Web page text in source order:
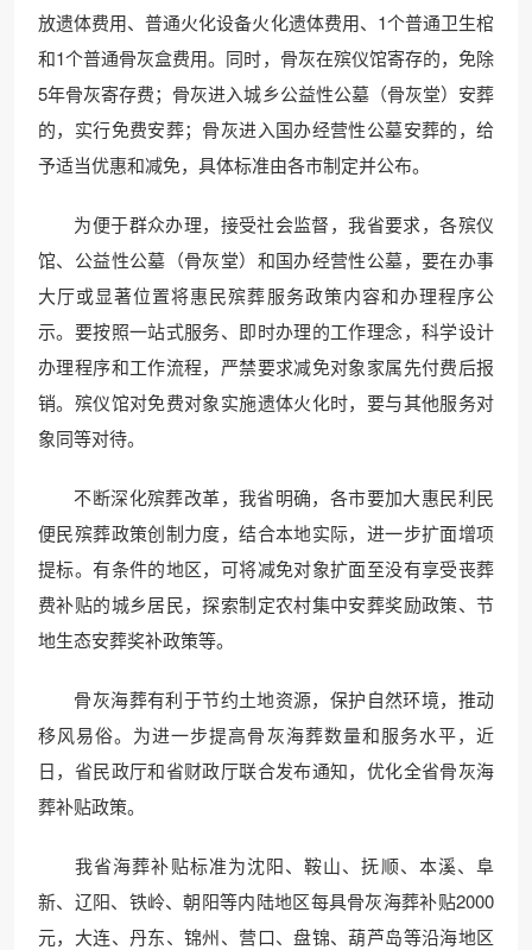
放遗体费用、普通火化设备火化遗体费用、1个普通卫生棺
和1个普通骨灰盒费用。同时，骨灰在殡仪馆寄存的，免除
5年骨灰寄存费；骨灰进入城乡公益性公墓（骨灰堂）安葬
的，实行免费安葬；骨灰进入国办经营性公墓安葬的，给
予适当优惠和减免，具体标准由各市制定并公布。
为便于群众办理，接受社会监督，我省要求，各殡仪
馆、公益性公墓（骨灰堂）和国办经营性公墓，要在办事
大厅或显著位置将惠民殡葬服务政策内容和办理程序公
示。要按照一站式服务、即时办理的工作理念，科学设计
办理程序和工作流程，严禁要求减免对象家属先付费后报
销。殡仪馆对免费对象实施遗体火化时，要与其他服务对
象同等对待。
不断深化殡葬改革，我省明确，各市要加大惠民利民
便民殡葬政策创制力度，结合本地实际，进一步扩面增项
提标。有条件的地区，可将减免对象扩面至没有享受丧葬
费补贴的城乡居民，探索制定农村集中安葬奖励政策、节
地生态安葬奖补政策等。
骨灰海葬有利于节约土地资源，保护自然环境，推动
移风易俗。为进一步提高骨灰海葬数量和服务水平，近
日，省民政厅和省财政厅联合发布通知，优化全省骨灰海
葬补贴政策。
我省海葬补贴标准为沈阳、鞍山、抚顺、本溪、阜
新、辽阳、铁岭、朝阳等内陆地区每具骨灰海葬补贴2000
元，大连、丹东、锦州、营口、盘锦、葫芦岛等沿海地区